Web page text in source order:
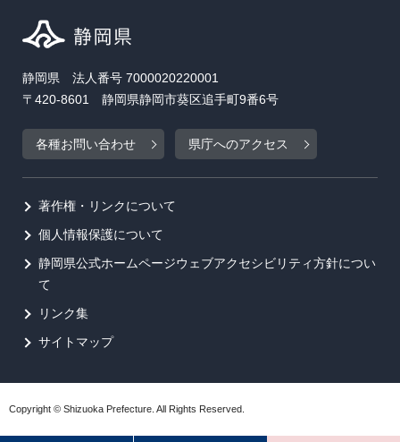
静岡県 法人番号 7000020220001
〒420-8601 静岡県静岡市葵区追手町9番6号
各種お問い合わせ 県庁へのアクセス
著作権・リンクについて
個人情報保護について
静岡県公式ホームページウェブアクセシビリティ方針につい
て
リンク集
サイトマップ
Copyright © Shizuoka Prefecture. All Rights Reserved.